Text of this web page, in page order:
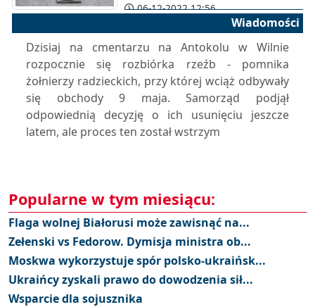
06-12-2022 12:56
Wiadomości
Dzisiaj na cmentarzu na Antokolu w Wilnie
rozpocznie się rozbiórka rzeźb - pomnika
żołnierzy radzieckich, przy której wciąż odbywały
się obchody 9 maja. Samorząd podjął
odpowiednią decyzję o ich usunięciu jeszcze
latem, ale proces ten został wstrzym
Popularne w tym miesiącu:
Flaga wolnej Białorusi może zawisnąć na...
Zełenski vs Fedorow. Dymisja ministra ob...
Moskwa wykorzystuje spór polsko-ukraińsk...
Ukraińcy zyskali prawo do dowodzenia sił...
Wsparcie dla sojusznika